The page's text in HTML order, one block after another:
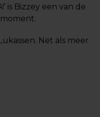
is Bizzey een van de
Net als meer